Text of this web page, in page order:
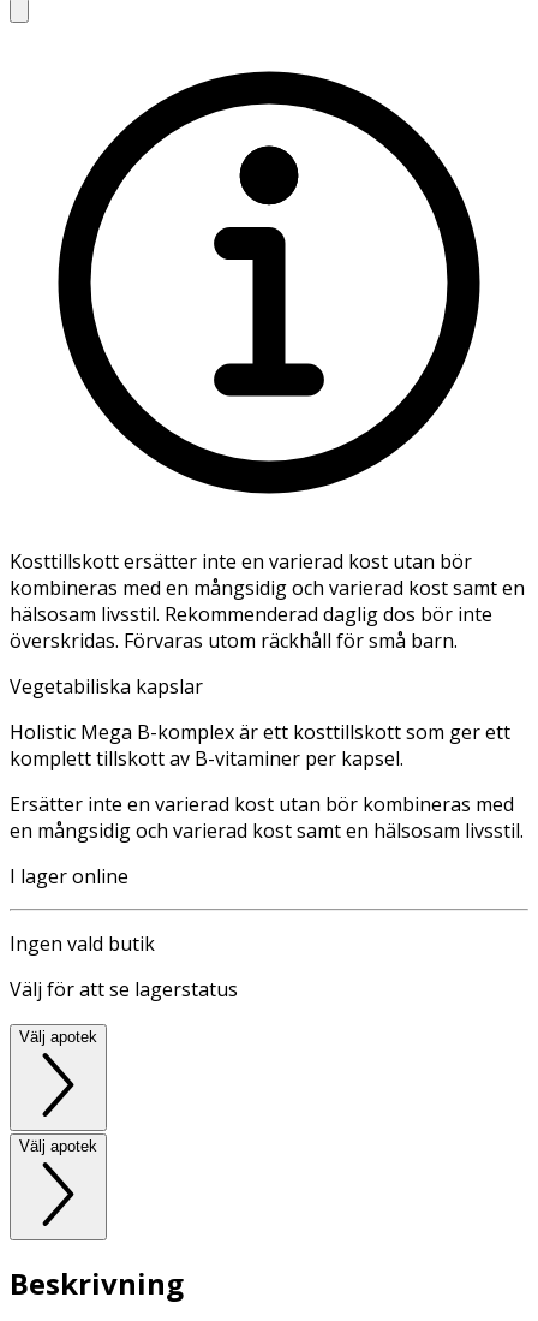
Kosttillskott ersätter inte en varierad kost utan bör
kombineras med en mångsidig och varierad kost samt en
hälsosam livsstil. Rekommenderad daglig dos bör inte
överskridas. Förvaras utom räckhåll för små barn.
Vegetabiliska kapslar
Holistic Mega B-komplex är ett kosttillskott som ger ett
komplett tillskott av B-vitaminer per kapsel.
Ersätter inte en varierad kost utan bör kombineras med
en mångsidig och varierad kost samt en hälsosam livsstil.
I lager online
Ingen vald butik
Välj för att se lagerstatus
Välj apotek
Välj apotek
Beskrivning